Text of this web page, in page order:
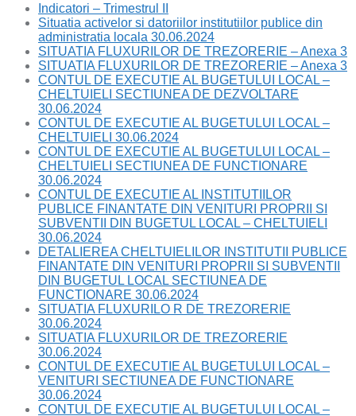
Indicatori – Trimestrul II
Situatia activelor si datoriilor institutiilor publice din
administratia locala 30.06.2024
SITUATIA FLUXURILOR DE TREZORERIE – Anexa 3
SITUATIA FLUXURILOR DE TREZORERIE – Anexa 3
CONTUL DE EXECUTIE AL BUGETULUI LOCAL –
CHELTUIELI SECTIUNEA DE DEZVOLTARE
30.06.2024
CONTUL DE EXECUTIE AL BUGETULUI LOCAL –
CHELTUIELI 30.06.2024
CONTUL DE EXECUTIE AL BUGETULUI LOCAL –
CHELTUIELI SECTIUNEA DE FUNCTIONARE
30.06.2024
CONTUL DE EXECUTIE AL INSTITUTIILOR
PUBLICE FINANTATE DIN VENITURI PROPRII SI
SUBVENTII DIN BUGETUL LOCAL – CHELTUIELI
30.06.2024
DETALIEREA CHELTUIELILOR INSTITUTII PUBLICE
FINANTATE DIN VENITURI PROPRII SI SUBVENTII
DIN BUGETUL LOCAL SECTIUNEA DE
FUNCTIONARE 30.06.2024
SITUATIA FLUXURILO R DE TREZORERIE
30.06.2024
SITUATIA FLUXURILOR DE TREZORERIE
30.06.2024
CONTUL DE EXECUTIE AL BUGETULUI LOCAL –
VENITURI SECTIUNEA DE FUNCTIONARE
30.06.2024
CONTUL DE EXECUTIE AL BUGETULUI LOCAL –